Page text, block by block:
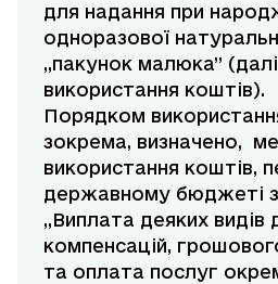
для надання при
одноразової
,,пакунок малюка”
використання коштів).
Порядком
зокрема, визначено,
використання коштів,
державному бюджеті
,,Виплата деяких видів
компенсацій,
та оплата послуг